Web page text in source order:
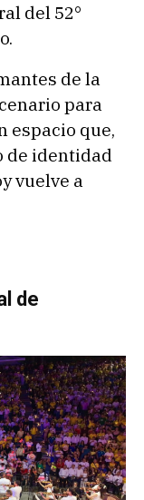
del 52°
de la
para
espacio que,
de identidad
vuelve a
de